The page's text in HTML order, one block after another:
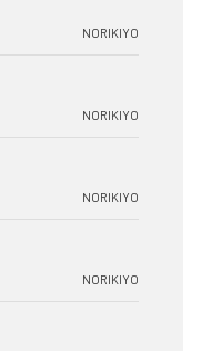
NORIKIYO
NORIKIYO
NORIKIYO
NORIKIYO